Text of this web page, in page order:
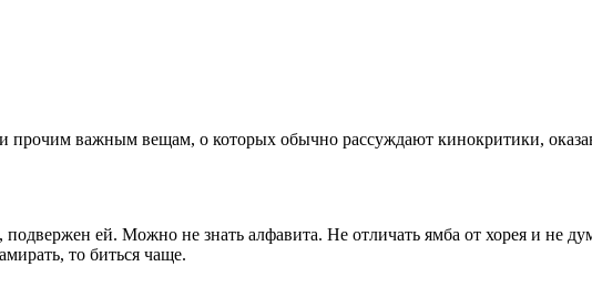
прочим важным вещам, о которых обычно рассуждают кинокритики,
ей. Можно не знать алфавита. Не отличать ямба от хорея и не
то биться чаще.